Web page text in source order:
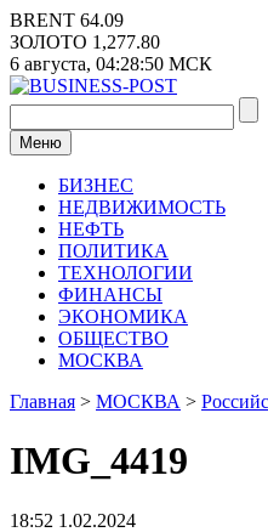
Перейти
к
содержимому
BRENT 64.09
ЗОЛОТО 1,277.80
6 августа, 04:28:50 МСК
Меню
БИЗНЕС
НЕДВИЖИМОСТЬ
НЕФТЬ
ПОЛИТИКА
ТЕХНОЛОГИИ
ФИНАНСЫ
ЭКОНОМИКА
ОБЩЕСТВО
МОСКВА
Главная > МОСКВА >
IMG_4419
18:52 1.02.2024